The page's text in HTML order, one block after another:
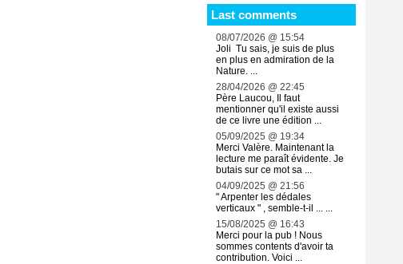
Last comments
08/07/2026 @ 15:54
Joli Tu sais, je suis de plus
en plus en admiration de la
Nature. ...
28/04/2026 @ 22:45
Père Laucou, Il faut
mentionner qu'il existe aussi
de ce livre une édition ...
05/09/2025 @ 19:34
Merci Valère. Maintenant la
lecture me paraît évidente. Je
butais sur ce mot sa ...
04/09/2025 @ 21:56
" Arpenter les dédales
verticaux " , semble-t-il ... ...
15/08/2025 @ 16:43
Merci pour la pub ! Nous
sommes contents d'avoir ta
contribution. Voici ...